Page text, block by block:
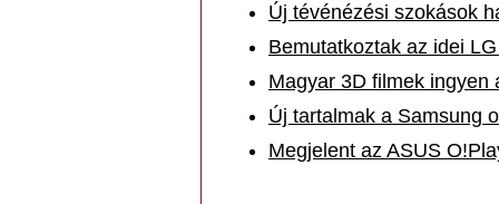
Új tévénézési szokások
Bemutatkoztak az idei
Magyar 3D filmek ingyen
Új tartalmak a Samsung
Megjelent az ASUS